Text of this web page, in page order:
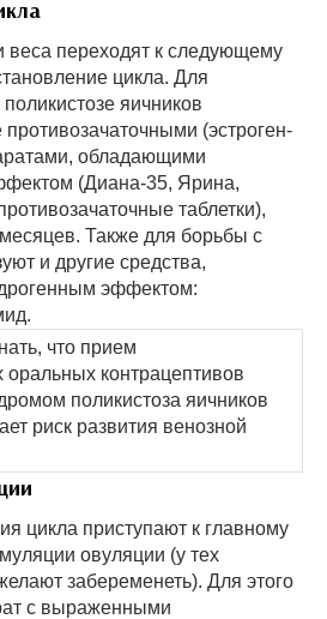
веса переходят к следующему
цикла. Для
яичников
противозачаточными (эстроген-
обладающими
(Диана-35, Ярина,
таблетки),
Также для борьбы с
и другие средства,
эффектом:
что прием
контрацептивов
поликистоза яичников
риск развития венозной
цикла приступают к главному
овуляции (у тех
забеременеть). Для этого
с выраженными